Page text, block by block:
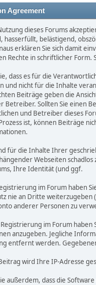
Agreement
dieses Forums
hasserfüllt, belästigend,
erklären Sie sich damit
Rechte in schriftlicher
dass es für die
und nicht für die Inhalte
Beiträge geben die
Betreiber. Sollten Sie einen
und Betreiber dieses
ist, können Beiträge
für die Inhalte Ihrer
Webseiten
Ihre Identität (und ggf.
im Forum haben
nie an Dritte weiterzugeben
anderer Personen zu
im Forum
anzugeben. Jegliche
entfernt werden.
wird Ihre IP-Adresse
außerdem, dass die